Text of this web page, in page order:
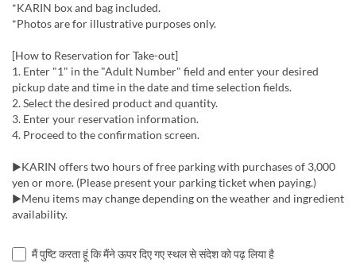
*KARIN box and bag included.
*Photos are for illustrative purposes only.
[How to Reservation for Take-out]
1. Enter "1" in the "Adult Number" field and enter your desired
pickup date and time in the date and time selection fields.
2. Select the desired product and quantity.
3. Enter your reservation information.
4. Proceed to the confirmation screen.
▶KARIN offers two hours of free parking with purchases of 3,000
yen or more. (Please present your parking ticket when paying.)
▶Menu items may change depending on the weather and ingredient
availability.
मैं पुष्टि करता हूं कि मैंने ऊपर दिए गए स्थल से संदेश को पढ़ लिया है